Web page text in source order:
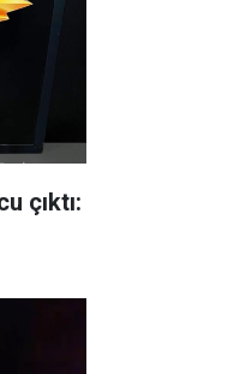
çıktı: